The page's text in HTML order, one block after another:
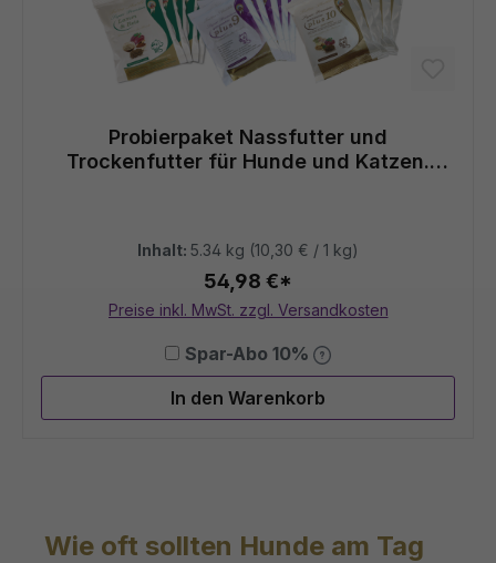
Probierpaket Nassfutter und
Trockenfutter für Hunde und Katzen.
Inhalt: 5.34 kg (10,30 € / 1 kg)
54,98 €*
Preise inkl. MwSt. zzgl. Versandkosten
Spar-Abo 10%
In den Warenkorb
Wie oft sollten Hunde am Tag